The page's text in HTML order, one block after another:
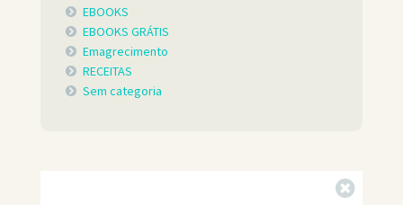
EBOOKS
EBOOKS GRÁTIS
Emagrecimento
RECEITAS
Sem categoria